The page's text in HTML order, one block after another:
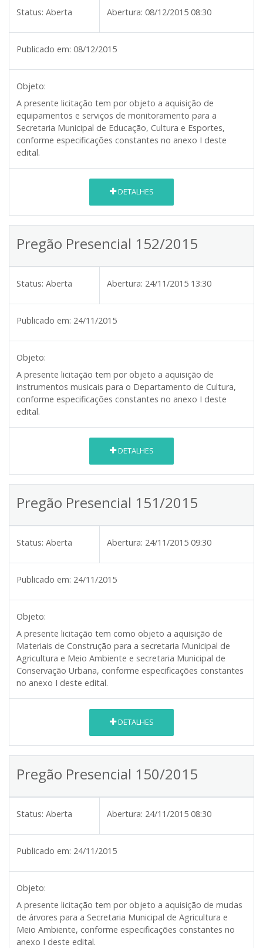
Status: Aberta Abertura: 08/12/2015 08:30
Publicado em: 08/12/2015
Objeto:
A presente licitação tem por objeto a aquisição de
equipamentos e serviços de monitoramento para a
Secretaria Municipal de Educação, Cultura e Esportes,
conforme especificações constantes no anexo I deste
edital.
DETALHES
Pregão Presencial 152/2015
Status: Aberta Abertura: 24/11/2015 13:30
Publicado em: 24/11/2015
Objeto:
A presente licitação tem por objeto a aquisição de
instrumentos musicais para o Departamento de Cultura,
conforme especificações constantes no anexo I deste
edital.
DETALHES
Pregão Presencial 151/2015
Status: Aberta Abertura: 24/11/2015 09:30
Publicado em: 24/11/2015
Objeto:
A presente licitação tem como objeto a aquisição de
Materiais de Construção para a secretaria Municipal de
Agricultura e Meio Ambiente e secretaria Municipal de
Conservação Urbana, conforme especificações constantes
no anexo I deste edital.
DETALHES
Pregão Presencial 150/2015
Status: Aberta Abertura: 24/11/2015 08:30
Publicado em: 24/11/2015
Objeto:
A presente licitação tem por objeto a aquisição de mudas
de árvores para a Secretaria Municipal de Agricultura e
Meio Ambiente, conforme especificações constantes no
anexo I deste edital.